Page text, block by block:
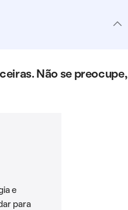
Não se preocupe,
e
para